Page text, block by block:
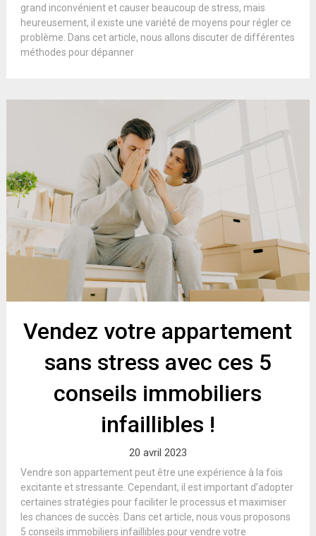
grand inconvénient et causer beaucoup de stress, mais
heureusement, il existe une variété de moyens pour régler ce
problème. Dans cet article, nous allons discuter de différentes
méthodes pour dépanner
Vendez votre appartement
sans stress avec ces 5
conseils immobiliers
infaillibles !
20 avril 2023
Vendre son appartement peut être une expérience à la fois
excitante et stressante. Cependant, il est important d’adopter
certaines stratégies pour faciliter le processus et maximiser
les chances de succès. Dans cet article, nous vous proposons
5 conseils immobiliers infaillibles pour vendre votre